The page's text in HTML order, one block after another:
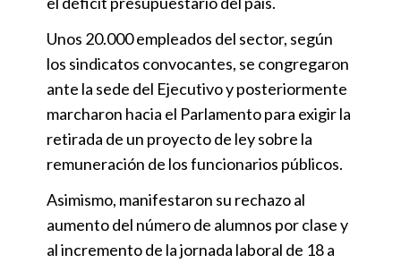
Unos 20.000 empleados del sector, según
los sindicatos convocantes, se congregaron
ante la sede del Ejecutivo y posteriormente
marcharon hacia el Parlamento para exigir la
retirada de un proyecto de ley sobre la
remuneración de los funcionarios públicos.
Asimismo, manifestaron su rechazo al
aumento del número de alumnos por clase y
al incremento de la jornada laboral de 18 a